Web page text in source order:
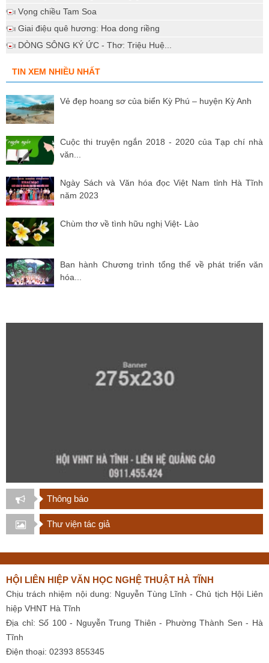
Vọng chiều Tam Soa
Giai điệu quê hương: Hoa dong riềng
DÒNG SÔNG KÝ ỨC - Thơ: Triệu Huệ...
TIN XEM NHIỀU NHẤT
Vẻ đẹp hoang sơ của biển Kỳ Phú – huyện Kỳ Anh
Cuộc thi truyện ngắn 2018 - 2020 của Tạp chí nhà
văn...
Ngày Sách và Văn hóa đọc Việt Nam tỉnh Hà Tĩnh
năm 2023
Chùm thơ về tình hữu nghị Việt- Lào
Ban hành Chương trình tổng thể về phát triển văn
hóa...
Thông báo
Thư viện tác giả
HỘI LIÊN HIỆP VĂN HỌC NGHỆ THUẬT HÀ TĨNH
Chịu trách nhiệm nội dung: Nguyễn Tùng Lĩnh - Chủ tịch Hội Liên
hiệp VHNT Hà Tĩnh
Địa chỉ: Số 100 - Nguyễn Trung Thiên - Phường Thành Sen - Hà
Tĩnh
Điện thoại: 02393 855345